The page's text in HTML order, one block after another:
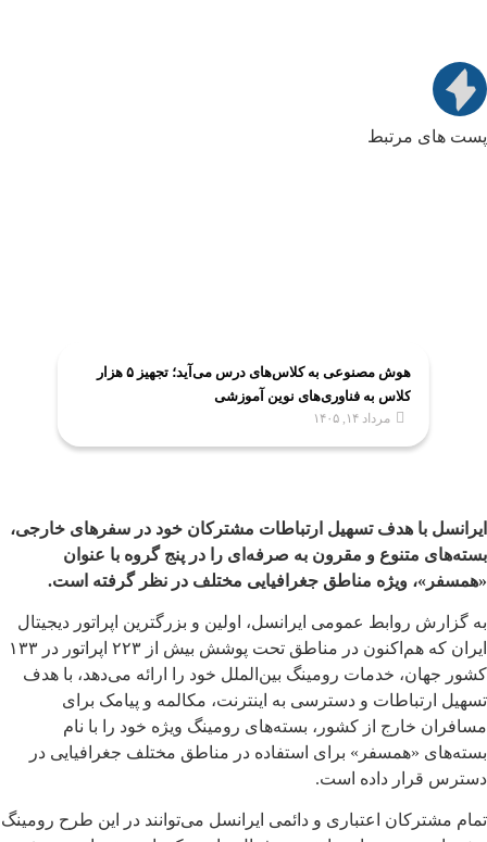
پست های مرتبط
هوش مصنوعی به کلاس‌های درس می‌آید؛ تجهیز ۵ هزار
کلاس به فناوری‌های نوین آموزشی
مرداد ۱۴, ۱۴۰۵
ایرانسل با هدف تسهیل ارتباطات مشترکان خود در سفرهای خارجی،
بسته‌های متنوع و مقرون به صرفه‌ای را در پنج گروه با عنوان
«همسفر»، ویژه مناطق جغرافیایی مختلف در نظر گرفته است.
به گزارش روابط عمومی ایرانسل، اولین و بزرگترین اپراتور دیجیتال
ایران که هم‌اکنون در مناطق تحت پوشش بیش از ۲۲۳ اپراتور در ۱۳۳
کشور جهان، خدمات رومینگ بین‌الملل خود را ارائه می‌دهد، با هدف
تسهیل ارتباطات و دسترسی به اینترنت، مکالمه و پیامک برای
مسافران خارج از کشور، بسته‌های رومینگ ویژه خود را با نام
بسته‌های «همسفر» برای استفاده در مناطق مختلف جغرافیایی در
دسترس قرار داده است.
تمام مشترکان اعتباری و دائمی ایرانسل می‌توانند در این طرح رومینگ